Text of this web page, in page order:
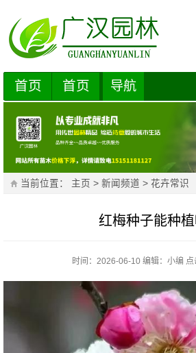
首页 首页 导航
当前位置： 主页 >新闻频道 >花卉常识
红梅种子能种
时间：2026-06-10 编辑： 小编 点